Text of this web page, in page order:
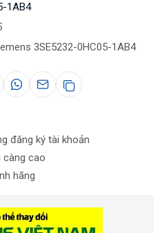
1AB4
3SE5232-0HC05-1AB4
đăng ký tài khoản
càng cao
hãng